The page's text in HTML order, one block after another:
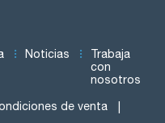
Noticias
Trabaja
con
nosotros
de venta